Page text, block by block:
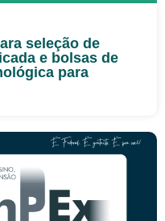
seleção de
e bolsas de
para